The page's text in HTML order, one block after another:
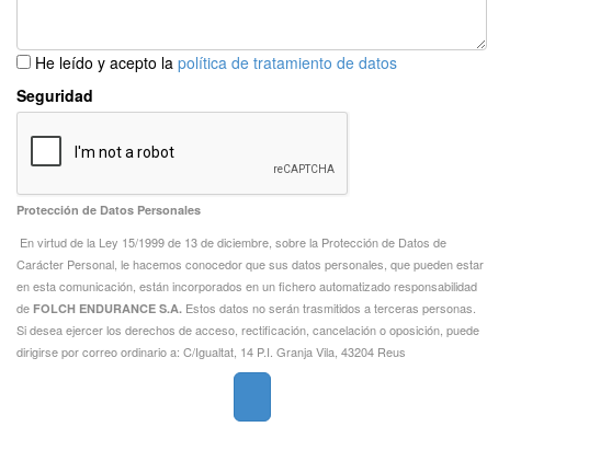
He leído y acepto la política de tratamiento de datos
Seguridad
Protección de Datos Personales
En virtud de la Ley 15/1999 de 13 de diciembre, sobre la Protección de Datos de
Carácter Personal, le hacemos conocedor que sus datos personales, que pueden estar
en esta comunicación, están incorporados en un fichero automatizado responsabilidad
de FOLCH ENDURANCE S.A. Estos datos no serán trasmitidos a terceras personas.
Si desea ejercer los derechos de acceso, rectificación, cancelación o oposición, puede
dirigirse por correo ordinario a: C/Igualtat, 14 P.I. Granja Vila, 43204 Reus